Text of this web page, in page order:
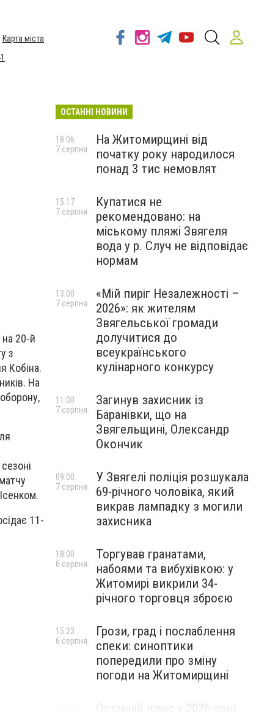
Карта міста
20-й
з
Кобіна.
На
11-
ОСТАННІ НОВИНИ
На Житомирщині від
початку року народилося
понад 3 тис немовлят
18:06
7 серпня
Купатися не
рекомендовано: на
міському пляжі Звягеля
вода у р. Случ не відповідає
нормам
15:17
7 серпня
«Мій пиріг Незалежності –
2026»: як жителям
Звягельської громади
долучитися до
всеукраїнського
кулінарного конкурсу
13:00
7 серпня
Загинув захисник із
Баранівки, що на
Звягельщині, Олександр
Окончик
11:00
7 серпня
У Звягелі поліція розшукала
69-річного чоловіка, який
викрав лампадку з могили
захисника
09:00
7 серпня
Торгував гранатами,
набоями та вибухівкою: у
Житомирі викрили 34-
річного торговця зброєю
18:00
6 серпня
Грози, град і послаблення
спеки: синоптики
попередили про зміну
погоди на Житомирщині
15:23
6 серпня
Останній шанс у 2026 році: